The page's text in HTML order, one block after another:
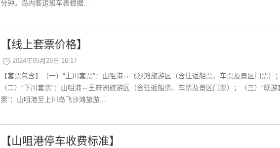
分钟。岛内客运班车表根据...
【线上套票价格】
2024年05月28日 16:17
【套票包含】（一）“上川套票”：山咀港↔飞沙滩旅游区（含往返船票、车票及景区门票）；
（二）“下川套票”：山咀港↔王府洲旅游区（含往返船票、车票及景区门票）；（三）“联游
票”：山咀港至上川岛飞沙滩旅游...
【山咀港停车收费标准】